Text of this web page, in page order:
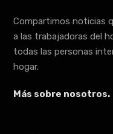
Compartimos noticias
a las trabajadoras del
todas las personas
hogar.
Más sobre nosotros.